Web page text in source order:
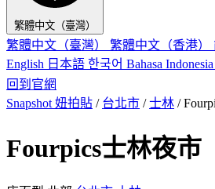
繁體中文（臺灣）
繁體中文（臺灣） 繁體中文（香港）
English 日本語 한국어 Bahasa Indonesia
回到官網
Snapshot 妞拍貼 / 台北市 / 士林 /
Fourpics士林夜市